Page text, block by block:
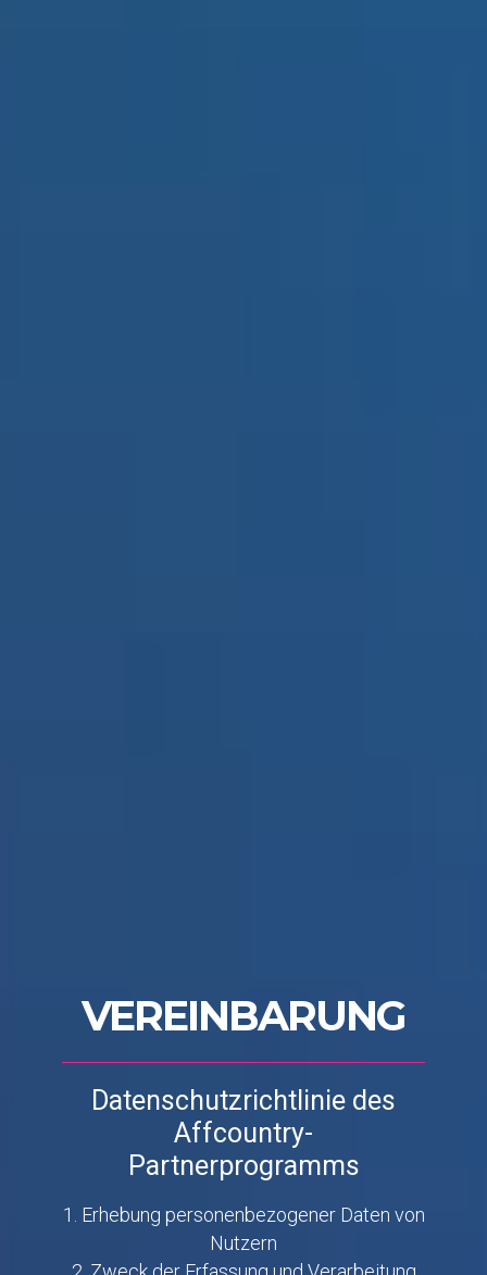
VEREINBARUNG
Datenschutzrichtlinie des
Affcountry-
Partnerprogramms
1. Erhebung personenbezogener Daten von
Nutzern